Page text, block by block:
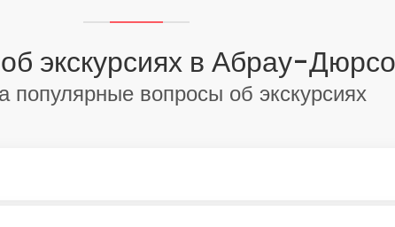
экскурсиях в Абрау-Дюрсо
популярные вопросы об экскурсиях